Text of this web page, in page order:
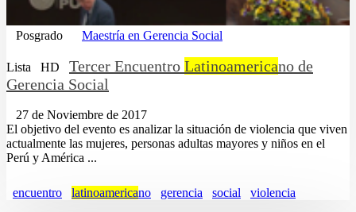
Posgrado Maestría en Gerencia Social
Lista HD Tercer Encuentro Latinoamericano de
Gerencia Social
27 de Noviembre de 2017
El objetivo del evento es analizar la situación de violencia que viven
actualmente las mujeres, personas adultas mayores y niños en el
Perú y América ...
encuentro latinoamericano gerencia social violencia